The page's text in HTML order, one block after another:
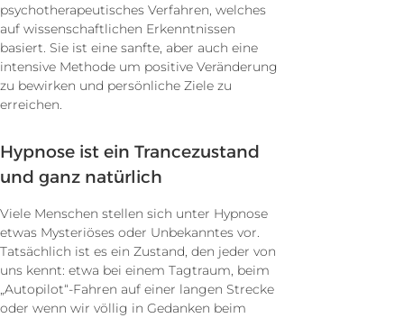
psychotherapeutisches Verfahren, welches
auf wissenschaftlichen Erkenntnissen
basiert. Sie ist eine sanfte, aber auch eine
intensive Methode um positive Veränderung
zu bewirken und persönliche Ziele zu
erreichen.
Hypnose ist ein Trancezustand
und ganz natürlich
Viele Menschen stellen sich unter Hypnose
etwas Mysteriöses oder Unbekanntes vor.
Tatsächlich ist es ein Zustand, den jeder von
uns kennt: etwa bei einem Tagtraum, beim
„Autopilot“-Fahren auf einer langen Strecke
oder wenn wir völlig in Gedanken beim